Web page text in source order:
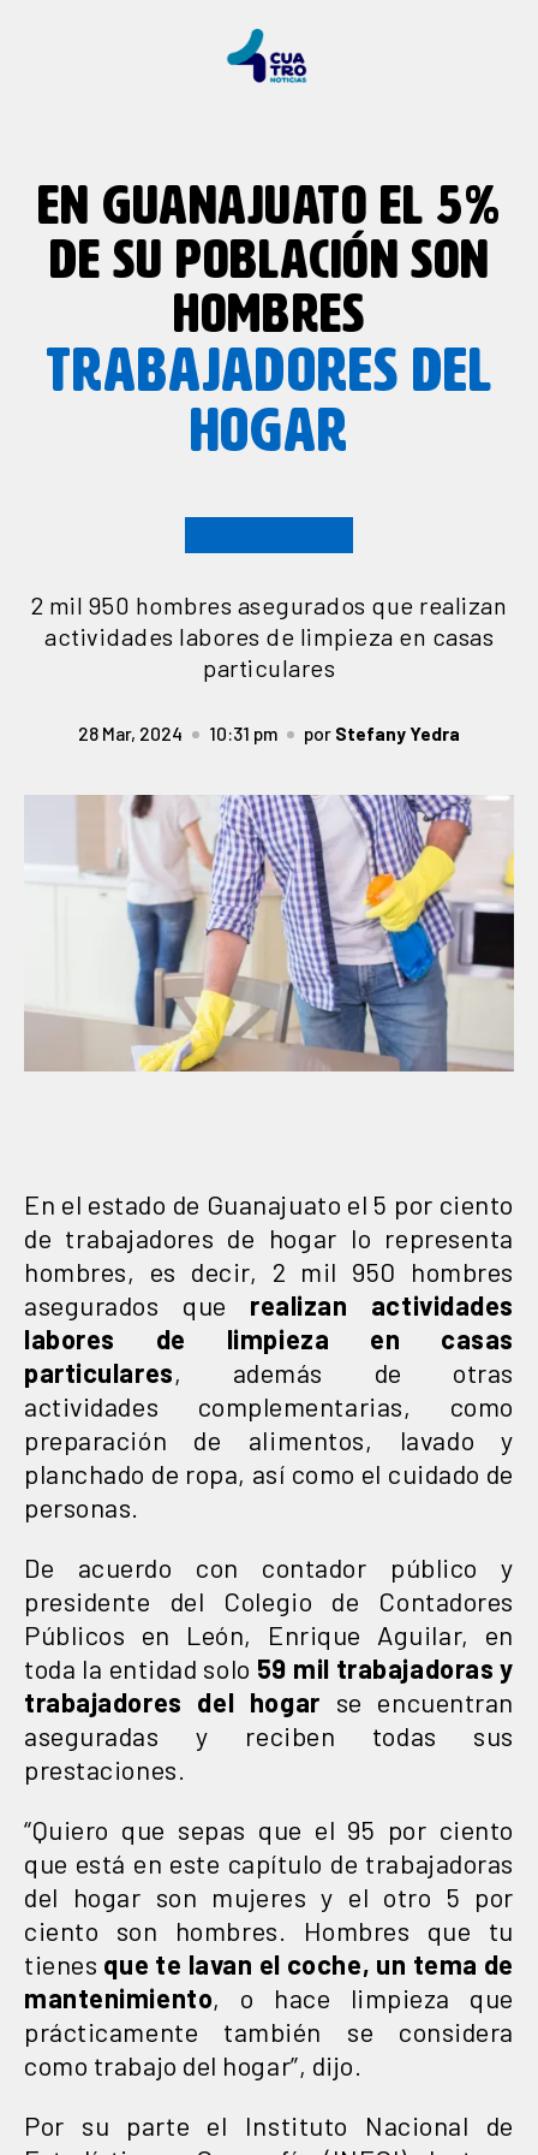
EN GUANAJUATO EL 5%
DE SU POBLACIÓN SON
HOMBRES
TRABAJADORES DEL
HOGAR
2 mil 950 hombres asegurados que realizan
actividades labores de limpieza en casas
particulares
28 Mar, 2024 10:31 pm por Stefany Yedra
En el estado de Guanajuato el 5 por ciento
de trabajadores de hogar lo representa
hombres, es decir, 2 mil 950 hombres
asegurados que realizan actividades
labores de limpieza en casas
particulares, además de otras
actividades complementarias, como
preparación de alimentos, lavado y
planchado de ropa, así como el cuidado de
personas.
De acuerdo con contador público y
presidente del Colegio de Contadores
Públicos en León, Enrique Aguilar, en
toda la entidad solo 59 mil trabajadoras y
trabajadores del hogar se encuentran
aseguradas y reciben todas sus
prestaciones.
“Quiero que sepas que el 95 por ciento
que está en este capítulo de trabajadoras
del hogar son mujeres y el otro 5 por
ciento son hombres. Hombres que tu
tienes que te lavan el coche, un tema de
mantenimiento, o hace limpieza que
prácticamente también se considera
como trabajo del hogar”, dijo.
Por su parte el Instituto Nacional de